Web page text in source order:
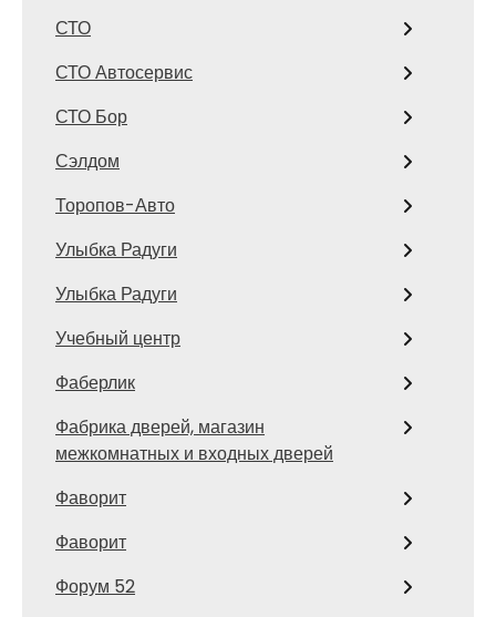
СТО
СТО Автосервис
СТО Бор
Сэлдом
Торопов-Авто
Улыбка Радуги
Улыбка Радуги
Учебный центр
Фаберлик
Фабрика дверей, магазин
межкомнатных и входных дверей
Фаворит
Фаворит
Форум 52